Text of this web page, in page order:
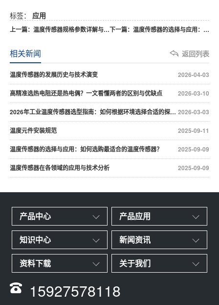
标签： 应用
上一篇：温度传感器规格参数详解与选型参考 下一篇：温度传感器的选择与应用：如何选购最适合的温度传感器？
返回列表
相关新闻
2026-04-03
温度传感器的发展历史与技术演变
2026-03-10
高精准选热电阻还是热电偶？一文看懂两者的区别与优缺点
2026-03-03
2026年工业温度传感器选型指南：如何根据环境选择合适的探头？
2025-09-11
温度元件安装规范
2025-09-09
温度传感器的选择与应用：如何选购最适合的温度传感器？
2025-09-09
温度传感器在各领域的应用与技术分析
产品中心 产品应用
知识中心 新闻资讯
资料下载 关于我们
15927578118